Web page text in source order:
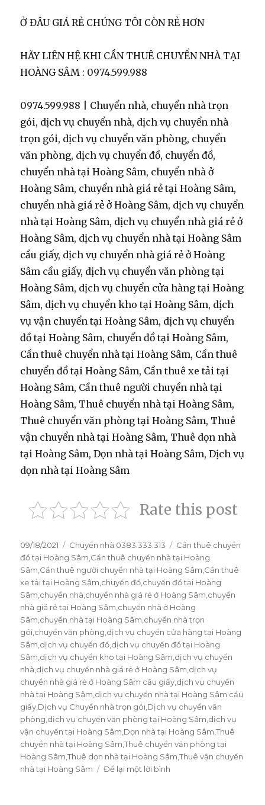
Ở ĐÂU GIÁ RẺ CHÚNG TÔI CÒN RẺ HƠN
HÃY LIÊN HỆ KHI CẦN THUÊ CHUYỂN NHÀ TẠI
HOÀNG SÂM : 0974.599.988
0974.599.988 | Chuyển nhà, chuyển nhà trọn
gói, dịch vụ chuyển nhà, dịch vụ chuyển nhà
trọn gói, dịch vụ chuyển văn phòng, chuyển
văn phòng, dịch vụ chuyển đồ, chuyển đồ,
chuyển nhà tại Hoàng Sâm, chuyển nhà ở
Hoàng Sâm, chuyển nhà giá rẻ tại Hoàng Sâm,
chuyển nhà giá rẻ ở Hoàng Sâm, dịch vụ chuyển
nhà tại Hoàng Sâm, dịch vụ chuyển nhà giá rẻ ở
Hoàng Sâm, dịch vụ chuyển nhà tại Hoàng Sâm
cầu giấy, dịch vụ chuyển nhà giá rẻ ở Hoàng
Sâm cầu giấy, dịch vụ chuyển văn phòng tại
Hoàng Sâm, dịch vụ chuyển cửa hàng tại Hoàng
Sâm, dịch vụ chuyển kho tại Hoàng Sâm, dịch
vụ vận chuyển tại Hoàng Sâm, dịch vụ chuyển
đồ tại Hoàng Sâm, chuyển đồ tại Hoàng Sâm,
Cần thuê chuyển nhà tại Hoàng Sâm, Cần thuê
chuyển đồ tại Hoàng Sâm, Cần thuê xe tải tại
Hoàng Sâm, Cần thuê người chuyền nhà tại
Hoàng Sâm, Thuê chuyển nhà tại Hoàng Sâm,
Thuê chuyển văn phòng tại Hoàng Sâm, Thuê
vận chuyển nhà tại Hoàng Sâm, Thuê dọn nhà
tại Hoàng Sâm, Dọn nhà tại Hoàng Sâm, Dịch vụ
dọn nhà tại Hoàng Sâm
Rate this post
Đăng
vào
ngày
09/18/2021
Danh
mục
Chuyển nhà 0383.333.313 Thẻ
Cần thuê chuyển
đồ tại Hoàng Sâm,Cần thuê chuyển nhà tại Hoàng
Sâm,Cần thuê người chuyền nhà tại Hoàng Sâm,Cần thuê
xe tải tại Hoàng Sâm,chuyển đồ,chuyển đồ tại Hoàng
Sâm,chuyển nhà,chuyển nhà giá rẻ ở Hoàng Sâm,chuyển
nhà giá rẻ tại Hoàng Sâm,chuyển nhà ở Hoàng
Sâm,chuyển nhà tại Hoàng Sâm,chuyển nhà trọn
gói,chuyển văn phòng,dịch vụ chuyển cửa hàng tại Hoàng
Sâm,dịch vụ chuyển đồ,dịch vụ chuyển đồ tại Hoàng
Sâm,dịch vụ chuyển kho tại Hoàng Sâm,dịch vụ chuyển
nhà,dịch vụ chuyển nhà giá rẻ ở Hoàng Sâm,dịch vụ
chuyển nhà giá rẻ ở Hoàng Sâm cầu giấy,dịch vụ chuyển
nhà tại Hoàng Sâm,dịch vụ chuyển nhà tại Hoàng Sâm cầu
giấy,Dịch vụ Chuyển nhà trọn gói,Dịch vụ chuyển văn
phòng,dịch vụ chuyển văn phòng tại Hoàng Sâm,dịch vụ
vận chuyển tại Hoàng Sâm,Dọn nhà tại Hoàng Sâm,Thuê
chuyển nhà tại Hoàng Sâm,Thuê chuyển văn phòng tại
Hoàng Sâm,Thuê dọn nhà tại Hoàng Sâm,Thuê vận chuyển
nhà tại Hoàng Sâm
Để lại một lời bình